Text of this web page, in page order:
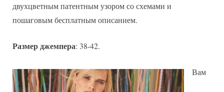
двухцветным патентным узором со схемами и
пошаговым бесплатным описанием.
Размер джемпера: 38-42.
Вам